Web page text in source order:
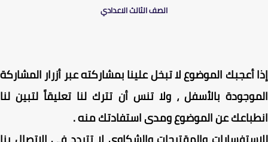
الصف الثالث الاعدادي
أعجبك الموضوع لا تبخل علينا بمشاركته عبر أزرار المشاركة
بالأسفل ، ولا تنس أن تترك لنا تعليقاً لتبين لنا
عن الموضوع ومدى استفادتك منه .